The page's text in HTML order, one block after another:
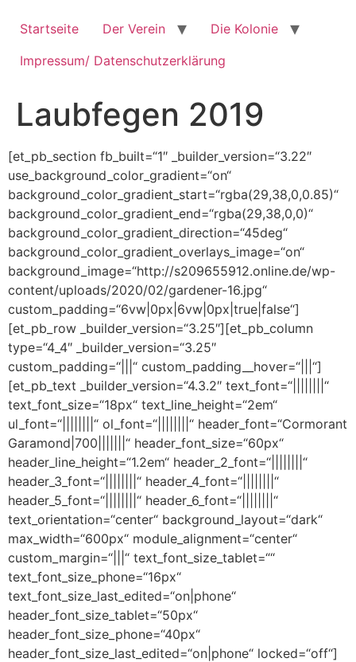
InhaltStartseite Der Verein
Die Kolonie
Impressum/ Datenschutzerklärung
Laubfegen 2019
[et_pb_section fb_built=“1″ _builder_version=“3.22″
use_background_color_gradient=“on“
background_color_gradient_start=“rgba(29,38,0,0.85)“
background_color_gradient_end=“rgba(29,38,0,0)“
background_color_gradient_direction=“45deg“
background_color_gradient_overlays_image=“on“
background_image=“http://s209655912.online.de/wp-
content/uploads/2020/02/gardener-16.jpg“
custom_padding=“6vw|0px|6vw|0px|true|false“]
[et_pb_row _builder_version=“3.25″][et_pb_column
type=“4_4″ _builder_version=“3.25″
custom_padding=“|||“ custom_padding__hover=“|||“]
[et_pb_text _builder_version=“4.3.2″ text_font=“||||||||“
text_font_size=“18px“ text_line_height=“2em“
ul_font=“||||||||“ ol_font=“||||||||“ header_font=“Cormorant
Garamond|700|||||||“ header_font_size=“60px“
header_line_height=“1.2em“ header_2_font=“||||||||“
header_3_font=“||||||||“ header_4_font=“||||||||“
header_5_font=“||||||||“ header_6_font=“||||||||“
text_orientation=“center“ background_layout=“dark“
max_width=“600px“ module_alignment=“center“
custom_margin=“|||“ text_font_size_tablet=““
text_font_size_phone=“16px“
text_font_size_last_edited=“on|phone“
header_font_size_tablet=“50px“
header_font_size_phone=“40px“
header_font_size_last_edited=“on|phone“ locked=“off“]